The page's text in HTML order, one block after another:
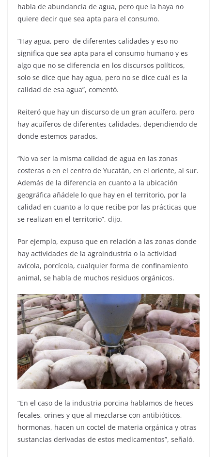
habla de abundancia de agua, pero que la haya no
quiere decir que sea apta para el consumo.
“Hay agua, pero de diferentes calidades y eso no
significa que sea apta para el consumo humano y es
algo que no se diferencia en los discursos políticos,
solo se dice que hay agua, pero no se dice cuál es la
calidad de esa agua”, comentó.
Reiteró que hay un discurso de un gran acuífero, pero
hay acuíferos de diferentes calidades, dependiendo de
donde estemos parados.
“No va ser la misma calidad de agua en las zonas
costeras o en el centro de Yucatán, en el oriente, al sur.
Además de la diferencia en cuanto a la ubicación
geográfica añádele lo que hay en el territorio, por la
calidad en cuanto a lo que recibe por las prácticas que
se realizan en el territorio”, dijo.
Por ejemplo, expuso que en relación a las zonas donde
hay actividades de la agroindustria o la actividad
avícola, porcícola, cualquier forma de confinamiento
animal, se habla de muchos residuos orgánicos.
“En el caso de la industria porcina hablamos de heces
fecales, orines y que al mezclarse con antibióticos,
hormonas, hacen un coctel de materia orgánica y otras
sustancias derivadas de estos medicamentos”, señaló.